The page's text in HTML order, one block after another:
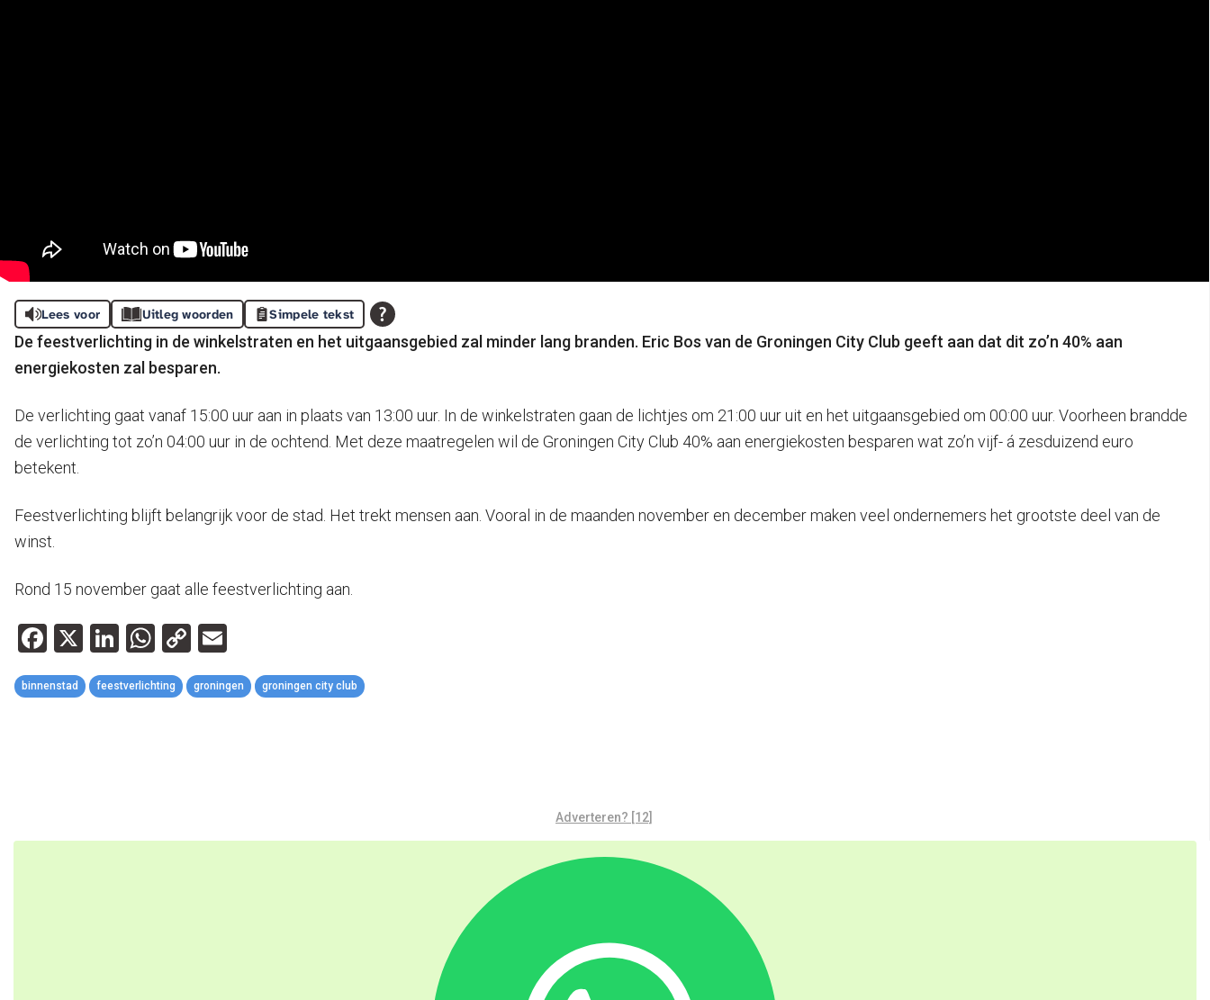
Lees voor Uitleg woorden Simpele tekst
De feestverlichting in de winkelstraten en het uitgaansgebied zal minder lang branden. Eric Bos van de Groningen City Club geeft aan dat dit zo’n 40% aan
energiekosten zal besparen.
De verlichting gaat vanaf 15:00 uur aan in plaats van 13:00 uur. In de winkelstraten gaan de lichtjes om 21:00 uur uit en het uitgaansgebied om 00:00 uur. Voorheen brandde
de verlichting tot zo’n 04:00 uur in de ochtend. Met deze maatregelen wil de Groningen City Club 40% aan energiekosten besparen wat zo’n vijf- á zesduizend euro
betekent.
Feestverlichting blijft belangrijk voor de stad. Het trekt mensen aan. Vooral in de maanden november en december maken veel ondernemers het grootste deel van de
winst.
Rond 15 november gaat alle feestverlichting aan.
Facebook
X LinkedIn
WhatsApp
Copy
Link
binnenstad feestverlichting groningen groningen city club
Adverteren? [12]